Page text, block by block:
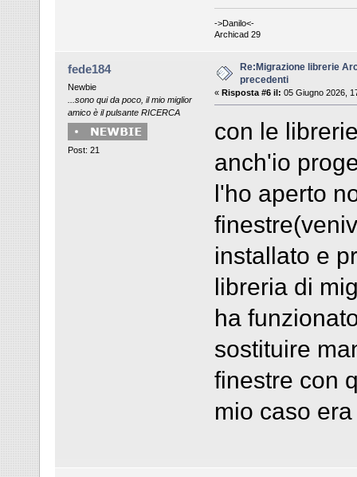
->Danilo<-
Archicad 29
fede184
Newbie
...sono qui da poco, il mio miglior
amico è il pulsante RICERCA
Post: 21
Re:Migrazione librerie
precedenti
« Risposta #6 il: 05 Giugno 2026,
con le
anch'io
l'ho aperto
installato e
libreria di
ha
sostituire
finestre con
mio caso